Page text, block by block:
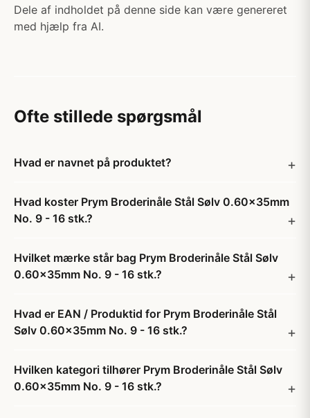
Dele af indholdet på denne side kan være genereret
med hjælp fra AI.
Ofte stillede spørgsmål
Hvad er navnet på produktet?
Hvad koster Prym Broderinåle Stål Sølv 0.60x35mm
No. 9 - 16 stk.?
Hvilket mærke står bag Prym Broderinåle Stål Sølv
0.60x35mm No. 9 - 16 stk.?
Hvad er EAN / Produktid for Prym Broderinåle Stål
Sølv 0.60x35mm No. 9 - 16 stk.?
Hvilken kategori tilhører Prym Broderinåle Stål Sølv
0.60x35mm No. 9 - 16 stk.?